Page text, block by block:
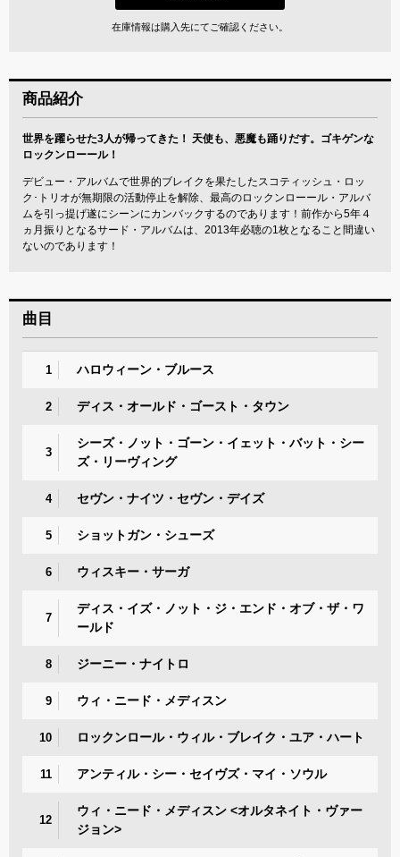
在庫情報は購入先にてご確認ください。
商品紹介
世界を躍らせた3人が帰ってきた！ 天使も、悪魔も踊りだす。ゴキゲンな
ロックンローール！
デビュー・アルバムで世界的ブレイクを果たしたスコティッシュ・ロッ
ク･トリオが無期限の活動停止を解除、最高のロックンローール・アルバ
ムを引っ提げ遂にシーンにカンバックするのであります！前作から5年４
ヵ月振りとなるサード・アルバムは、2013年必聴の1枚となること間違い
ないのであります！
曲目
1 ハロウィーン・ブルース
2 ディス・オールド・ゴースト・タウン
3
シーズ・ノット・ゴーン・イェット・バット・シー
ズ・リーヴィング
4 セヴン・ナイツ・セヴン・デイズ
5 ショットガン・シューズ
6 ウィスキー・サーガ
7
ディス・イズ・ノット・ジ・エンド・オブ・ザ・ワ
ールド
8 ジーニー・ナイトロ
9 ウィ・ニード・メディスン
10 ロックンロール・ウィル・ブレイク・ユア・ハート
11 アンティル・シー・セイヴズ・マイ・ソウル
12
ウィ・ニード・メディスン <オルタネイト・ヴァー
ジョン>